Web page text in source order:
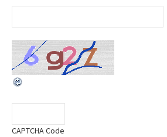
CAPTCHA Code